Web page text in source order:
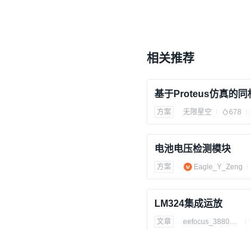
相关推荐
方案 无限星空 678
电池电压检测模块
方案 Eagle_Y_Zeng
LM324集成运放
文章 eefocus_3880508